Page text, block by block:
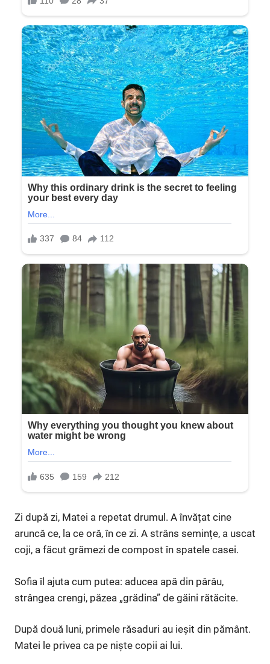
Zi după zi, Matei a repetat drumul. A învățat cine
aruncă ce, la ce oră, în ce zi. A strâns semințe, a uscat
coji, a făcut grămezi de compost în spatele casei.
Sofia îl ajuta cum putea: aducea apă din pârâu,
strângea crengi, păzea „grădina” de găini rătăcite.
După două luni, primele răsaduri au ieșit din pământ.
Matei le privea ca pe niște copii ai lui.